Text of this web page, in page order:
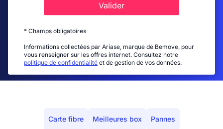
Valider
* Champs obligatoires
Informations collectées par Ariase, marque de Bemove, pour
vous renseigner sur les offres internet. Consultez notre
politique de confidentialité et de gestion de vos données.
Carte fibre Meilleures box Pannes